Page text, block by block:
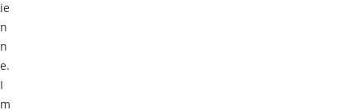
ie
n
n
e.
I
m